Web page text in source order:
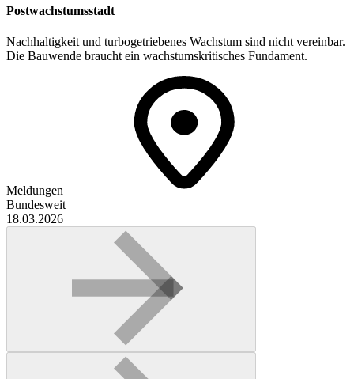
Postwachstumsstadt
Nachhaltigkeit und ​turbogetriebenes Wachstum sind nicht vereinbar.
Die Bauwende braucht ein wachstumskritisches Fundament.
Meldungen
Bundesweit
18.03.2026